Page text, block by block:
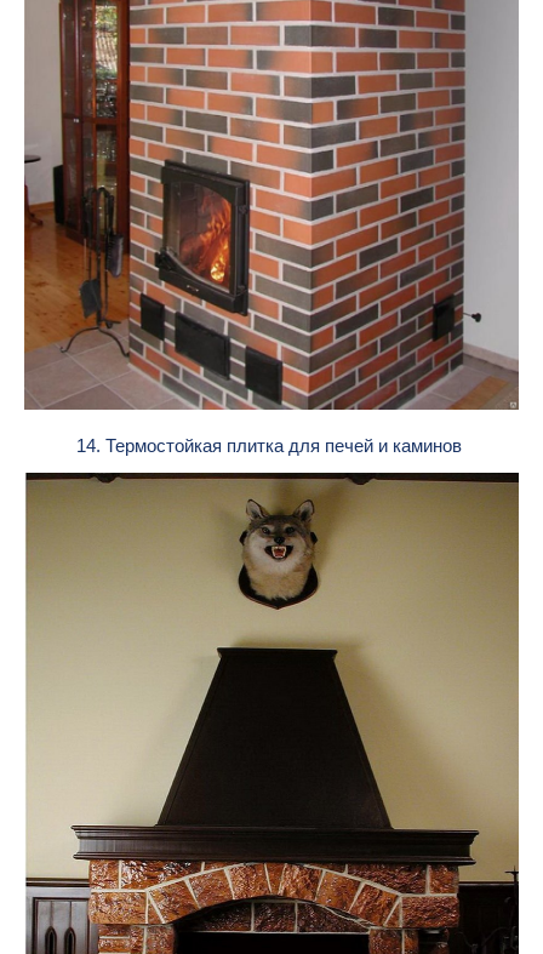
14. Термостойкая плитка для печей и каминов